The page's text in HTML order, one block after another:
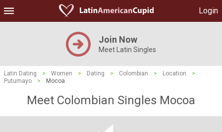
Login
Join Now
Meet Latin Singles
Latin Dating > Women > Dating > Colombian > Location
>
Putumayo
> Mocoa
Meet Colombian Singles Mocoa